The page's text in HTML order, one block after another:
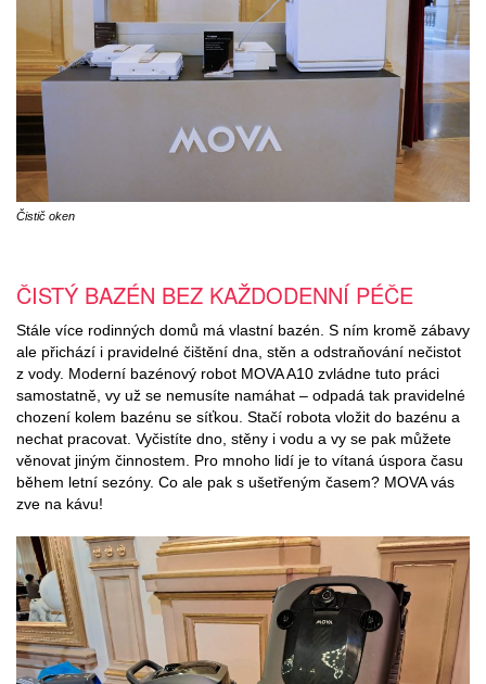
Čistič oken
ČISTÝ BAZÉN BEZ KAŽDODENNÍ PÉČE
Stále více rodinných domů má vlastní bazén. S ním kromě zábavy
ale přichází i pravidelné čištění dna, stěn a odstraňování nečistot
z vody. Moderní bazénový robot MOVA A10 zvládne tuto práci
samostatně, vy už se nemusíte namáhat – odpadá tak pravidelné
chození kolem bazénu se síťkou. Stačí robota vložit do bazénu a
nechat pracovat. Vyčistíte dno, stěny i vodu a vy se pak můžete
věnovat jiným činnostem. Pro mnoho lidí je to vítaná úspora času
během letní sezóny. Co ale pak s ušetřeným časem? MOVA vás
zve na kávu!